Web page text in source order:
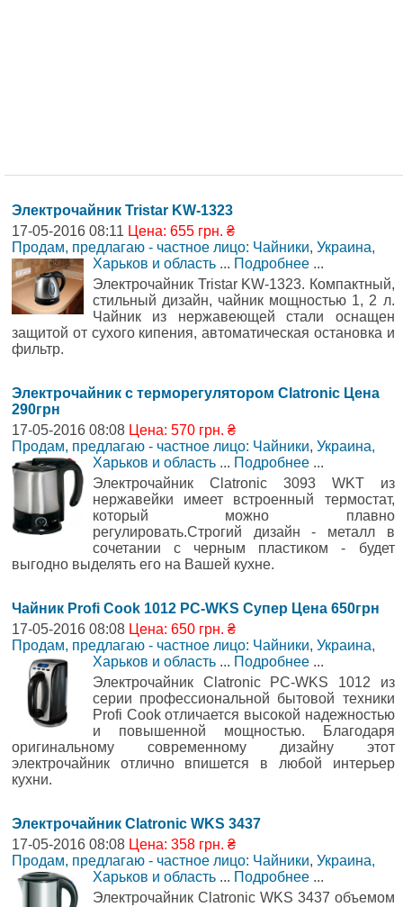
Электрочайник Tristar KW-1323
17-05-2016 08:11 Цена: 655 грн. ₴
Продам, предлагаю - частное лицо: Чайники, Украина,
Харьков и область ... Подробнее ...
Электрочайник Tristar KW-1323. Компактный,
стильный дизайн, чайник мощностью 1, 2 л.
Чайник из нержавеющей стали оснащен
защитой от сухого кипения, автоматическая остановка и
фильтр.
Электрочайник с терморегулятором Clatronic Цена
290грн
17-05-2016 08:08 Цена: 570 грн. ₴
Продам, предлагаю - частное лицо: Чайники, Украина,
Харьков и область ... Подробнее ...
Электрочайник Clatronic 3093 WKT из
нержавейки имеет встроенный термостат,
который можно плавно
регулировать.Строгий дизайн - металл в
сочетании с черным пластиком - будет
выгодно выделять его на Вашей кухне.
Чайник Profi Cook 1012 PC-WKS Супер Цена 650грн
17-05-2016 08:08 Цена: 650 грн. ₴
Продам, предлагаю - частное лицо: Чайники, Украина,
Харьков и область ... Подробнее ...
Электрочайник Clatronic PC-WKS 1012 из
серии профессиональной бытовой техники
Profi Cook отличается высокой надежностью
и повышенной мощностью. Благодаря
оригинальному современному дизайну этот
электрочайник отлично впишется в любой интерьер
кухни.
Электрочайник Clatronic WKS 3437
17-05-2016 08:08 Цена: 358 грн. ₴
Продам, предлагаю - частное лицо: Чайники, Украина,
Харьков и область ... Подробнее ...
Электрочайник Clatronic WKS 3437 объемом